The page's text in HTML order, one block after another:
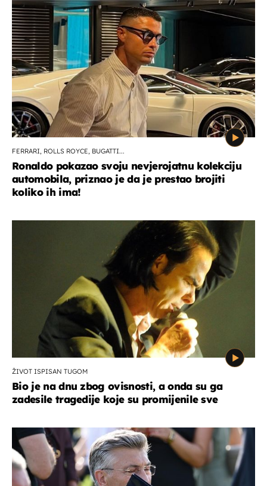
FERRARI, ROLLS ROYCE, BUGATTI...
Ronaldo pokazao svoju nevjerojatnu kolekciju
automobila, priznao je da je prestao brojiti
koliko ih ima!
ŽIVOT ISPISAN TUGOM
Bio je na dnu zbog ovisnosti, a onda su ga
zadesile tragedije koje su promijenile sve